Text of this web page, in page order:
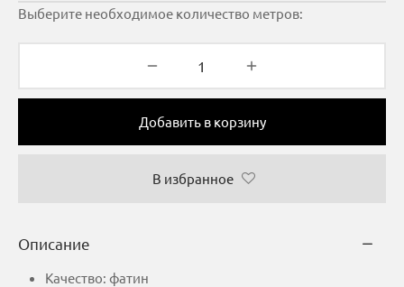
Выберите необходимое количество метров:
Добавить в корзину
В избранное
Описание
Качество: фатин